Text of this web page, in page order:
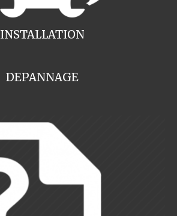
INSTALLATION
DEPANNAGE